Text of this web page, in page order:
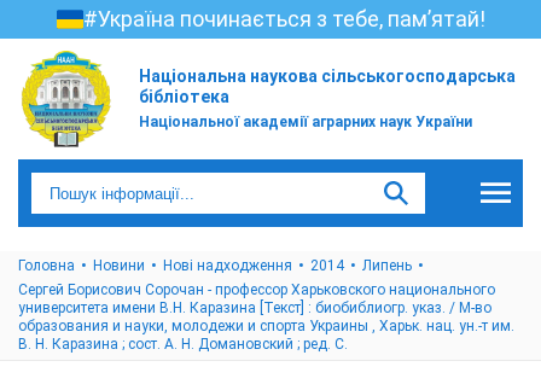
#Україна починається з тебе, пам’ятай!
Національна наукова сільськогосподарська
бібліотека
Національної академії аграрних наук України
Головна Новини Нові надходження 2014
Липень
Сергей Борисович Сорочан - профессор Харьковского национального
университета имени В.Н. Каразина [Текст] : биобиблиогр. указ. / М-во
образования и науки, молодежи и спорта Украины , Харьк. нац. ун.-т им.
В. Н. Каразина ; сост. А. Н. Домановский ; ред. С.